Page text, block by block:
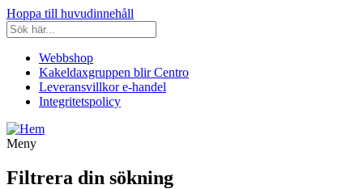
Hoppa till huvudinnehåll
Webbshop
Kakeldaxgruppen blir Centro
Leveransvillkor e-handel
Integritetspolicy
Meny
Filtrera din sökning